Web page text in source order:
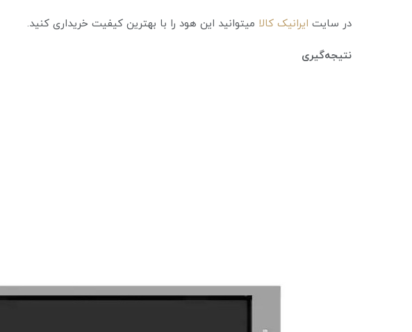
در سایت ایرانیک کالا میتوانید این هود را با بهترین کیفیت خریداری کنید.
نتیجه‌گیری